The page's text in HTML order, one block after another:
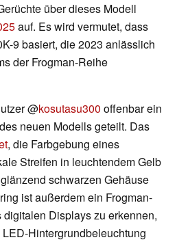
über dieses Modell
auf. Es wird vermutet, dass
9 basiert, die 2023 anlässlich
der Frogman-Reihe
@kosutasu300 offenbar ein
neuen Modells geteilt. Das
, die Farbgebung eines
Streifen in leuchtendem Gelb
schwarzen Gehäuse
ist außerdem ein Frogman-
Displays zu erkennen,
Hintergrundbeleuchtung